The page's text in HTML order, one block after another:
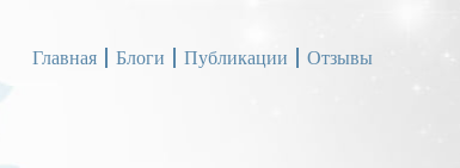
Главная Блоги Публикации Отзывы